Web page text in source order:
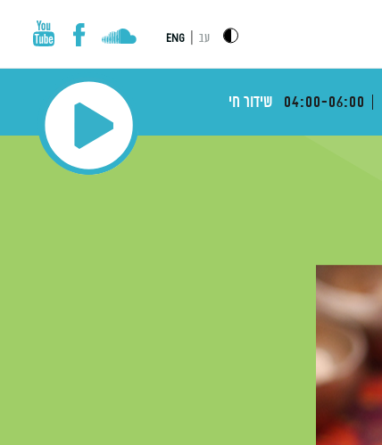
עב ENG
04:00-06:00 שידור חי